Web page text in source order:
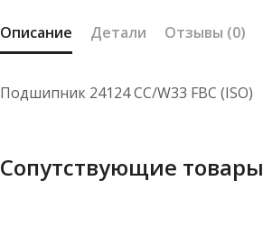
Описание Детали Отзывы (0)
Подшипник 24124 CC/W33 FBC (ISO)
Сопутствующие товары